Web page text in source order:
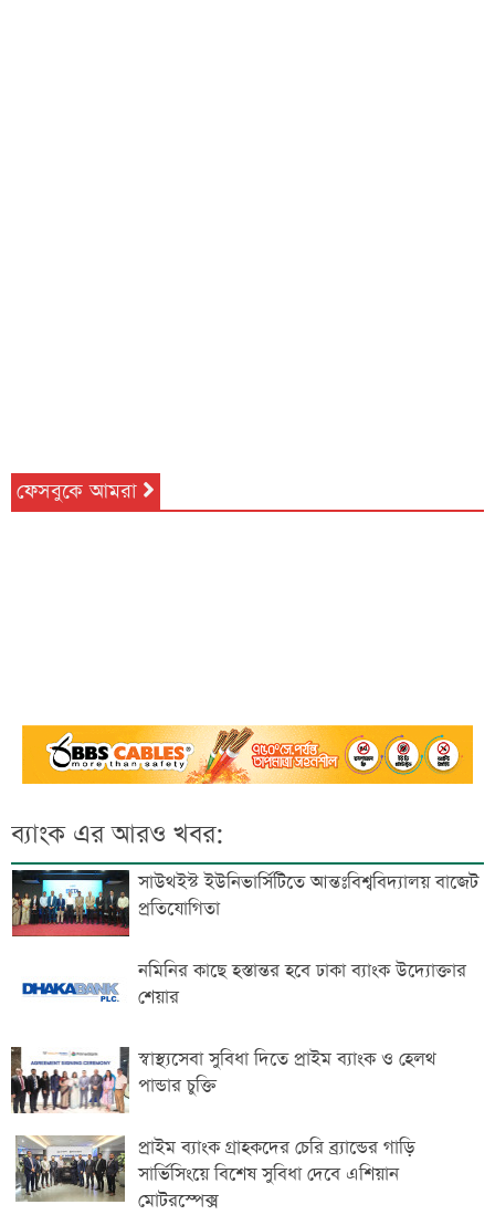
ফেসবুকে আমরা
ব্যাংক এর আরও খবর:
সাউথইস্ট ইউনিভার্সিটিতে আন্তঃবিশ্ববিদ্যালয় বাজেট
প্রতিযোগিতা
নমিনির কাছে হস্তান্তর হবে ঢাকা ব্যাংক উদ্যোক্তার
শেয়ার
স্বাস্থ্যসেবা সুবিধা দিতে প্রাইম ব্যাংক ও হেলথ
পান্ডার চুক্তি
প্রাইম ব্যাংক গ্রাহকদের চেরি ব্র্যান্ডের গাড়ি
সার্ভিসিংয়ে বিশেষ সুবিধা দেবে এশিয়ান
মোটরস্পেক্স